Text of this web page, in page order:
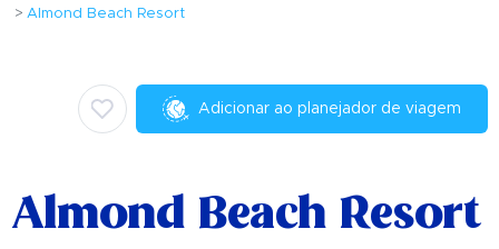
Almond Beach Resort
Adicionar ao planejador de viagem
Almond Beach Resort